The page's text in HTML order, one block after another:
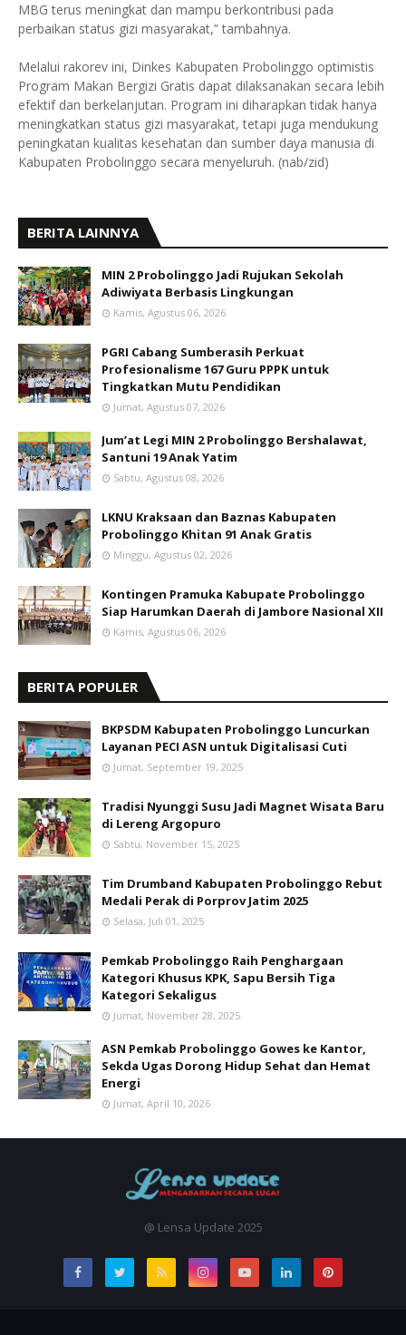
MBG terus meningkat dan mampu berkontribusi pada
perbaikan status gizi masyarakat,” tambahnya.
Melalui rakorev ini, Dinkes Kabupaten Probolinggo optimistis
Program Makan Bergizi Gratis dapat dilaksanakan secara lebih
efektif dan berkelanjutan. Program ini diharapkan tidak hanya
meningkatkan status gizi masyarakat, tetapi juga mendukung
peningkatan kualitas kesehatan dan sumber daya manusia di
Kabupaten Probolinggo secara menyeluruh. (nab/zid)
BERITA LAINNYA
MIN 2 Probolinggo Jadi Rujukan Sekolah
Adiwiyata Berbasis Lingkungan
Kamis, Agustus 06, 2026
PGRI Cabang Sumberasih Perkuat
Profesionalisme 167 Guru PPPK untuk
Tingkatkan Mutu Pendidikan
Jumat, Agustus 07, 2026
Jum’at Legi MIN 2 Probolinggo Bershalawat,
Santuni 19 Anak Yatim
Sabtu, Agustus 08, 2026
LKNU Kraksaan dan Baznas Kabupaten
Probolinggo Khitan 91 Anak Gratis
Minggu, Agustus 02, 2026
Kontingen Pramuka Kabupate Probolinggo
Siap Harumkan Daerah di Jambore Nasional XII
Kamis, Agustus 06, 2026
BERITA POPULER
BKPSDM Kabupaten Probolinggo Luncurkan
Layanan PECI ASN untuk Digitalisasi Cuti
Jumat, September 19, 2025
Tradisi Nyunggi Susu Jadi Magnet Wisata Baru
di Lereng Argopuro
Sabtu, November 15, 2025
Tim Drumband Kabupaten Probolinggo Rebut
Medali Perak di Porprov Jatim 2025
Selasa, Juli 01, 2025
Pemkab Probolinggo Raih Penghargaan
Kategori Khusus KPK, Sapu Bersih Tiga
Kategori Sekaligus
Jumat, November 28, 2025
ASN Pemkab Probolinggo Gowes ke Kantor,
Sekda Ugas Dorong Hidup Sehat dan Hemat
Energi
Jumat, April 10, 2026
@ Lensa Update 2025